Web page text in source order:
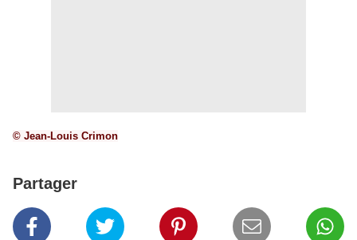
© Jean-Louis Crimon
Partager